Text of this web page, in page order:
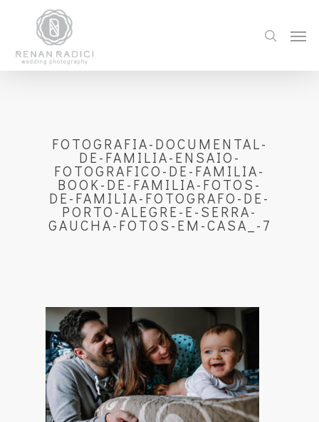
FOTOGRAFIA-DOCUMENTAL-
DE-FAMILIA-ENSAIO-
FOTOGRAFICO-DE-FAMILIA-
BOOK-DE-FAMILIA-FOTOS-
DE-FAMILIA-FOTOGRAFO-DE-
PORTO-ALEGRE-E-SERRA-
GAUCHA-FOTOS-EM-CASA_-7